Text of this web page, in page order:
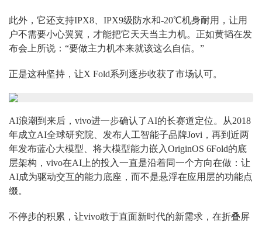
此外，它还支持IPX8、IPX9级防水和-20℃机身耐用，让用
户不需要小心翼翼，才能把它天天当主力机。正如黄韬在发
布会上所说：“要做主力机本来就该这么自信。”
正是这种坚持，让X Fold系列逐步收获了市场认可。
AI浪潮到来后，vivo进一步确认了AI的长赛道定位。从2018
年成立AI全球研究院、发布人工智能子品牌Jovi，再到近两
年发布蓝心大模型、将大模型能力嵌入OriginOS 6Fold的底
层架构，vivo在AI上的投入一直是沿着同一个方向在做：让
AI成为驱动交互的能力底座，而不是悬浮在应用层的功能点
缀。
不停步的积累，让vivo敢于直面新时代的新需求，在折叠屏